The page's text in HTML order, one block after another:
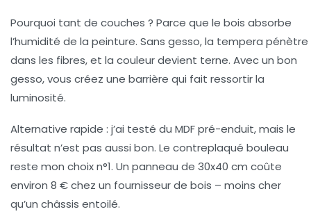
Pourquoi tant de couches ? Parce que le bois absorbe
l’humidité de la peinture. Sans gesso, la tempera pénètre
dans les fibres, et la couleur devient terne. Avec un bon
gesso, vous créez une barrière qui fait ressortir la
luminosité.
Alternative rapide : j’ai testé du MDF pré-enduit, mais le
résultat n’est pas aussi bon. Le contreplaqué bouleau
reste mon choix n°1. Un panneau de 30x40 cm coûte
environ 8 € chez un fournisseur de bois – moins cher
qu’un châssis entoilé.